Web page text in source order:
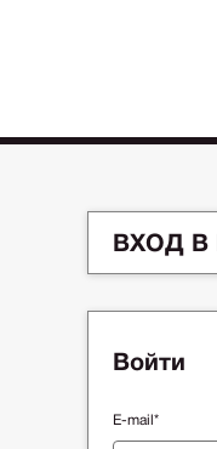
ВХОД В
Войти
E-mail*